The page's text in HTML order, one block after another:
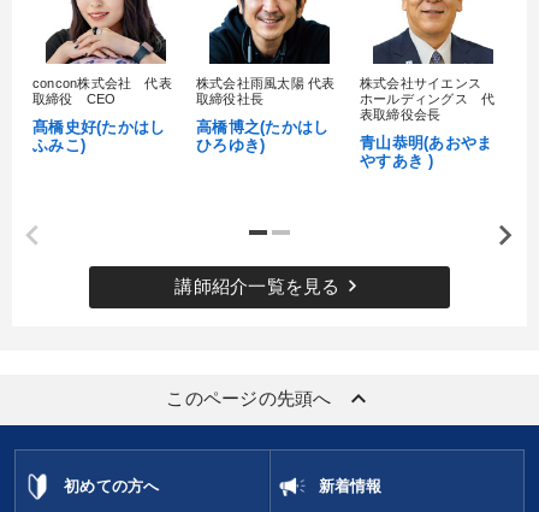
concon株式会社 代表
取締役 CEO
髙橋史好(たかはし
ふみこ)
株式会社雨風太陽 代表
取締役社長
高橋博之(たかはし
ひろゆき)
株式会社サイエンス
ホールディングス 代
表取締役会長
青山恭明(あおやま
やすあき )
講師紹介一覧を見る keyboard_arrow_right
このページの先頭へ keyboard_arrow_up
初めての方へ 新着情報